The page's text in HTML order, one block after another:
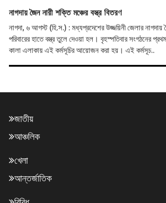
নাগদায় জৈন নারী শক্তি মঞ্চের বস্ত্র বিতরণ
নাগদা, ৬ আগস্ট (হি.স.) : মধ্যপ্রদেশের উজ্জয়িনী জেলার নাগদায়
পরিবারের হাতে বস্ত্র তুলে দেওয়া হল। বৃহস্পতিবার সংগঠনের
কালা এলাকায় এই কর্মসূচির আয়োজন করা হয়। এই কর্মসূচ..
জাতীয়
আঞ্চলিক
খেলা
আন্তর্জাতিক